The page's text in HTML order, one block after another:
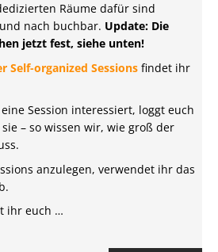
Räume dafür sind
nach buchbar. Update: Die
jetzt fest, siehe unten!
Self-organized Sessions findet ihr
Session interessiert, loggt euch
– so wissen wir, wie groß der
anzulegen, verwendet ihr das
ihr euch …